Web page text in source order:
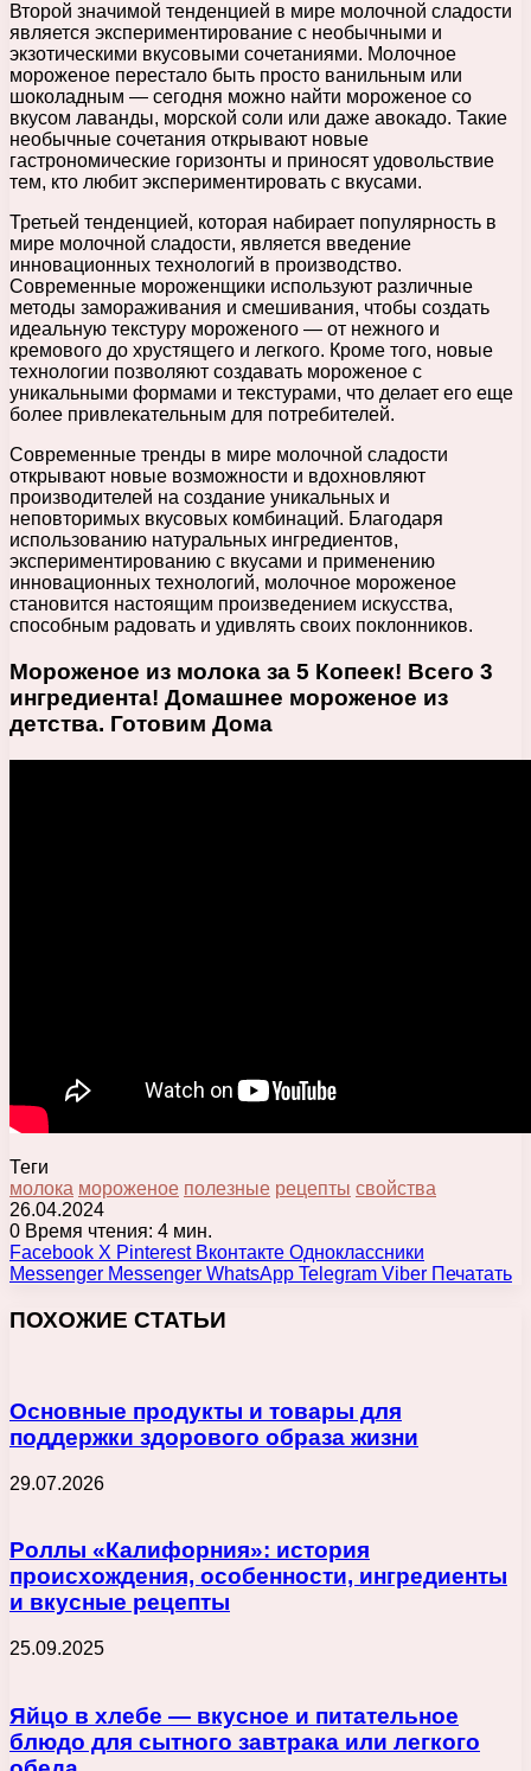
Второй значимой тенденцией в мире молочной сладости
является экспериментирование с необычными и
экзотическими вкусовыми сочетаниями. Молочное
мороженое перестало быть просто ванильным или
шоколадным — сегодня можно найти мороженое со
вкусом лаванды, морской соли или даже авокадо. Такие
необычные сочетания открывают новые
гастрономические горизонты и приносят удовольствие
тем, кто любит экспериментировать с вкусами.
Третьей тенденцией, которая набирает популярность в
мире молочной сладости, является введение
инновационных технологий в производство.
Современные мороженщики используют различные
методы замораживания и смешивания, чтобы создать
идеальную текстуру мороженого — от нежного и
кремового до хрустящего и легкого. Кроме того, новые
технологии позволяют создавать мороженое с
уникальными формами и текстурами, что делает его еще
более привлекательным для потребителей.
Современные тренды в мире молочной сладости
открывают новые возможности и вдохновляют
производителей на создание уникальных и
неповторимых вкусовых комбинаций. Благодаря
использованию натуральных ингредиентов,
экспериментированию с вкусами и применению
инновационных технологий, молочное мороженое
становится настоящим произведением искусства,
способным радовать и удивлять своих поклонников.
Мороженое из молока за 5 Копеек! Всего 3
ингредиента! Домашнее мороженое из
детства. Готовим Дома
Теги
молока мороженое полезные рецепты свойства
26.04.2024
0 Время чтения: 4 мин.
Facebook X Pinterest Вконтакте Одноклассники
Messenger Messenger WhatsApp Telegram Viber Печатать
ПОХОЖИЕ СТАТЬИ
Основные продукты и товары для
поддержки здорового образа жизни
29.07.2026
Роллы «Калифорния»: история
происхождения, особенности, ингредиенты
и вкусные рецепты
25.09.2025
Яйцо в хлебе — вкусное и питательное
блюдо для сытного завтрака или легкого